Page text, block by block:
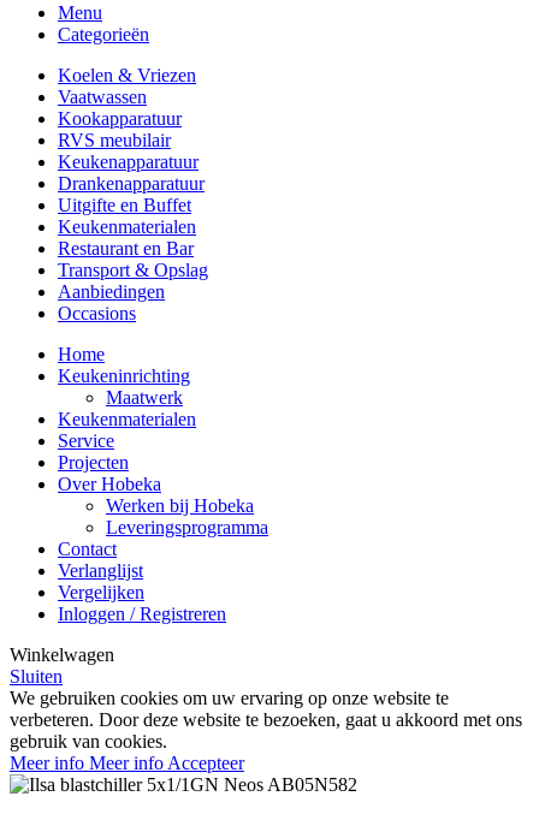
Menu
Categorieën
Koelen & Vriezen
Vaatwassen
Kookapparatuur
RVS meubilair
Keukenapparatuur
Drankenapparatuur
Uitgifte en Buffet
Keukenmaterialen
Restaurant en Bar
Transport & Opslag
Aanbiedingen
Occasions
Home
Keukeninrichting
Maatwerk
Keukenmaterialen
Service
Projecten
Over Hobeka
Werken bij Hobeka
Leveringsprogramma
Contact
Verlanglijst
Vergelijken
Inloggen / Registreren
Winkelwagen
Sluiten
We gebruiken cookies om uw ervaring op onze website te
verbeteren. Door deze website te bezoeken, gaat u akkoord met ons
gebruik van cookies.
Meer info Meer info Accepteer